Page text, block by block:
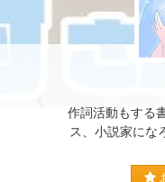
作詞活動もする
ス、小説家にな